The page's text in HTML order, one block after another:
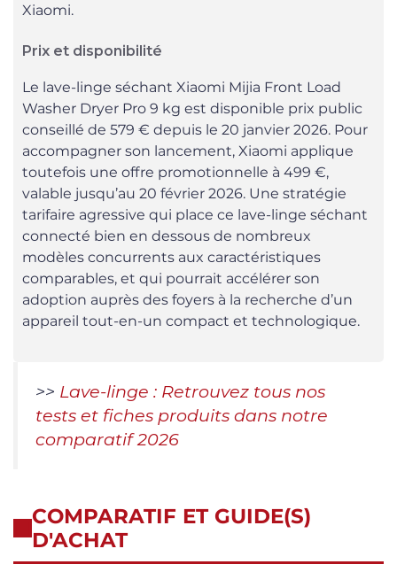
Xiaomi.
Prix et disponibilité
Le lave-linge séchant Xiaomi Mijia Front Load
Washer Dryer Pro 9 kg est disponible prix public
conseillé de 579 € depuis le 20 janvier 2026. Pour
accompagner son lancement, Xiaomi applique
toutefois une offre promotionnelle à 499 €,
valable jusqu’au 20 février 2026. Une stratégie
tarifaire agressive qui place ce lave-linge séchant
connecté bien en dessous de nombreux
modèles concurrents aux caractéristiques
comparables, et qui pourrait accélérer son
adoption auprès des foyers à la recherche d’un
appareil tout-en-un compact et technologique.
>> Lave-linge : Retrouvez tous nos
tests et fiches produits dans notre
comparatif 2026
COMPARATIF ET GUIDE(S)
D'ACHAT